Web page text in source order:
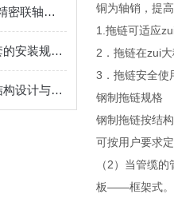
2026年大扭矩/耐高温精密联轴器定制找哪家？能实现精准定制的优质厂家盘点
煤矿用液压立柱保护套的安装规范与使用寿命提升方案
液压支架立柱防尘罩结构设计与密封防护原理
铜为轴销，提
1.拖链可适应
2．拖链在zui
3．拖链安全使
钢制拖链规格
钢制拖链按结
可按用户要求
（2）当管缆
板——框架式。